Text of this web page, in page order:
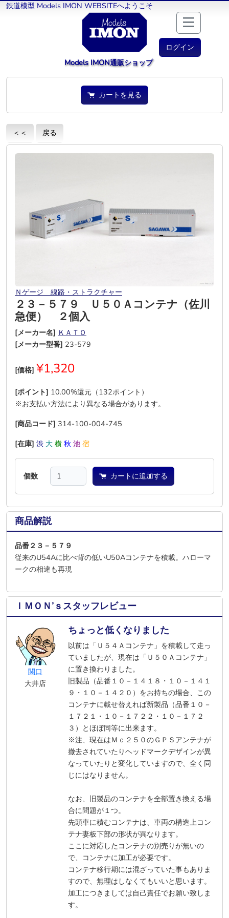
鉄道模型 Models IMON WEBSITEへようこそ
ログイン
Models IMON通販ショップ
カートを見る
＜＜ 戻る
Ｎゲージ 線路・ストラクチャー
２３－５７９ Ｕ５０Ａコンテナ（佐川
急便） ２個入
[メーカー名] ＫＡＴＯ
[メーカー型番] 23-579
[価格] ¥1,320
[ポイント] 10.00%還元（132ポイント）
※お支払い方法により異なる場合があります。
[商品コード] 314-100-004-745
[在庫] 渋 大 横 秋 池 宿
個数 カートに追加する
商品解説
品番２３－５７９
従来のU54Aに比べ背の低いU50Aコンテナを積載。ハローマ
ークの相違も再現
ＩＭＯＮ’ｓスタッフレビュー
関口
大井店
ちょっと低くなりました
以前は「Ｕ５４Ａコンテナ」を積載して走っ
ていましたが、現在は「Ｕ５０Ａコンテナ」
に置き換わりました。
旧製品（品番１０－１４１８・１０－１４１
９・１０－１４２０）をお持ちの場合、この
コンテナに載せ替えれば新製品（品番１０－
１７２１・１０－１７２２・１０－１７２
３）とほぼ同等に出来ます。
※注、現在はＭｃ２５０のＧＰＳアンテナが
撤去されていたりヘッドマークデザインが異
なっていたりと変化していますので、全く同
じにはなりません。
なお、旧製品のコンテナを全部置き換える場
合に問題が１つ。
先頭車に積むコンテナは、車両の構造上コン
テナ妻板下部の形状が異なります。
ここに対応したコンテナの別売りが無いの
で、コンテナに加工が必要です。
コンテナ移行期には混ざっていた事もありま
すので、無理はしなくてもいいと思います。
加工につきましては自己責任でお願い致しま
す。